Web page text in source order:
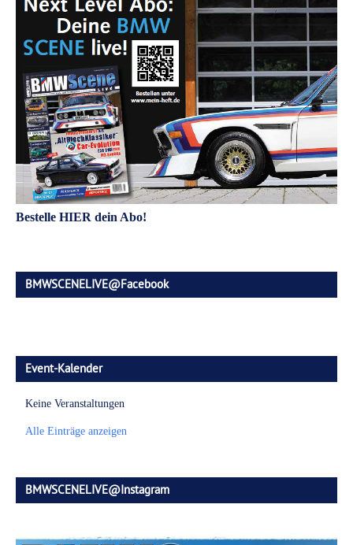
Bestelle HIER dein Abo!
BMWSCENELIVE@Facebook
Event-Kalender
Keine Veranstaltungen
Alle Einträge anzeigen
BMWSCENELIVE@Instagram